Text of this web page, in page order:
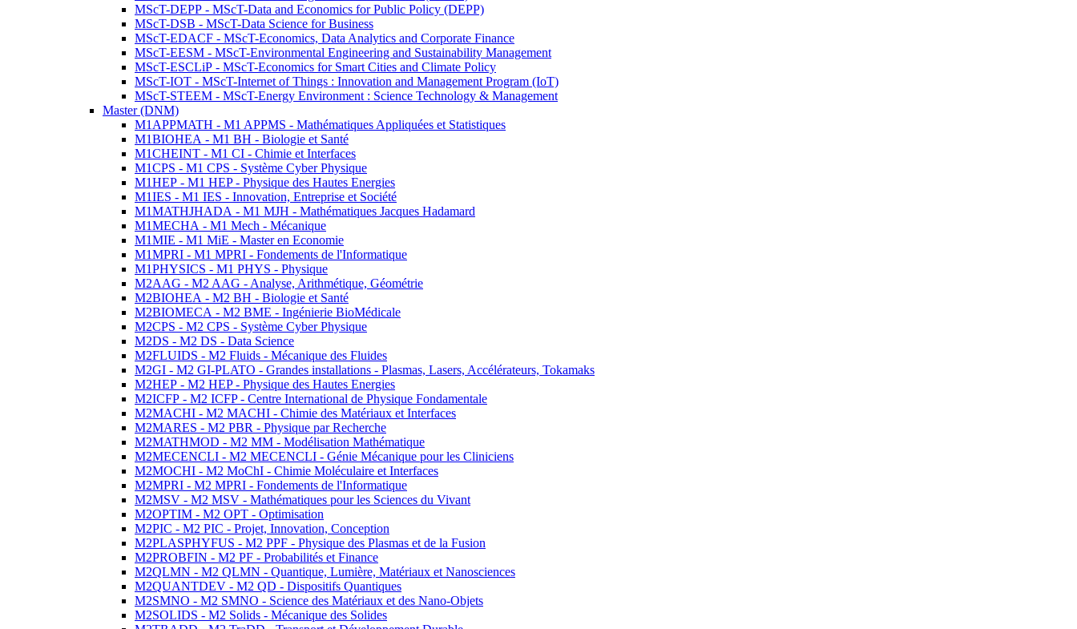
MScT-DEPP - MScT-Data and Economics for Public Policy (DEPP)
MScT-DSB - MScT-Data Science for Business
MScT-EDACF - MScT-Economics, Data Analytics and Corporate Finance
MScT-EESM - MScT-Environmental Engineering and Sustainability Management
MScT-ESCLiP - MScT-Economics for Smart Cities and Climate Policy
MScT-IOT - MScT-Internet of Things : Innovation and Management Program (IoT)
MScT-STEEM - MScT-Energy Environment : Science Technology & Management
Master (DNM)
M1APPMATH - M1 APPMS - Mathématiques Appliquées et Statistiques
M1BIOHEA - M1 BH - Biologie et Santé
M1CHEINT - M1 CI - Chimie et Interfaces
M1CPS - M1 CPS - Système Cyber Physique
M1HEP - M1 HEP - Physique des Hautes Energies
M1IES - M1 IES - Innovation, Entreprise et Société
M1MATHJHADA - M1 MJH - Mathématiques Jacques Hadamard
M1MECHA - M1 Mech - Mécanique
M1MIE - M1 MiE - Master en Economie
M1MPRI - M1 MPRI - Fondements de l'Informatique
M1PHYSICS - M1 PHYS - Physique
M2AAG - M2 AAG - Analyse, Arithmétique, Géométrie
M2BIOHEA - M2 BH - Biologie et Santé
M2BIOMECA - M2 BME - Ingénierie BioMédicale
M2CPS - M2 CPS - Système Cyber Physique
M2DS - M2 DS - Data Science
M2FLUIDS - M2 Fluids - Mécanique des Fluides
M2GI - M2 GI-PLATO - Grandes installations - Plasmas, Lasers, Accélérateurs, Tokamaks
M2HEP - M2 HEP - Physique des Hautes Energies
M2ICFP - M2 ICFP - Centre International de Physique Fondamentale
M2MACHI - M2 MACHI - Chimie des Matériaux et Interfaces
M2MARES - M2 PBR - Physique par Recherche
M2MATHMOD - M2 MM - Modélisation Mathématique
M2MECENCLI - M2 MECENCLI - Génie Mécanique pour les Cliniciens
M2MOCHI - M2 MoChI - Chimie Moléculaire et Interfaces
M2MPRI - M2 MPRI - Fondements de l'Informatique
M2MSV - M2 MSV - Mathématiques pour les Sciences du Vivant
M2OPTIM - M2 OPT - Optimisation
M2PIC - M2 PIC - Projet, Innovation, Conception
M2PLASPHYFUS - M2 PPF - Physique des Plasmas et de la Fusion
M2PROBFIN - M2 PF - Probabilités et Finance
M2QLMN - M2 QLMN - Quantique, Lumière, Matériaux et Nanosciences
M2QUANTDEV - M2 QD - Dispositifs Quantiques
M2SMNO - M2 SMNO - Science des Matériaux et des Nano-Objets
M2SOLIDS - M2 Solids - Mécanique des Solides